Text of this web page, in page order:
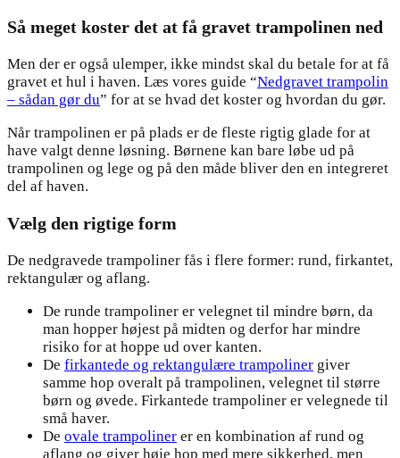
Så meget koster det at få gravet trampolinen ned
Men der er også ulemper, ikke mindst skal du betale for at få
gravet et hul i haven. Læs vores guide “Nedgravet trampolin
– sådan gør du” for at se hvad det koster og hvordan du gør.
Når trampolinen er på plads er de fleste rigtig glade for at
have valgt denne løsning. Børnene kan bare løbe ud på
trampolinen og lege og på den måde bliver den en integreret
del af haven.
Vælg den rigtige form
De nedgravede trampoliner fås i flere former: rund, firkantet,
rektangulær og aflang.
De runde trampoliner er velegnet til mindre børn, da
man hopper højest på midten og derfor har mindre
risiko for at hoppe ud over kanten.
De firkantede og rektangulære trampoliner giver
samme hop overalt på trampolinen, velegnet til større
børn og øvede. Firkantede trampoliner er velegnede til
små haver.
De ovale trampoliner er en kombination af rund og
aflang og giver høje hop med mere sikkerhed, men